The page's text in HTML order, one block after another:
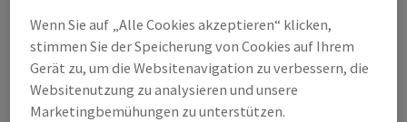
WELCHE ANTALIS-NIEDERLASSUNG
IST IN MEINER NÄHE?
ICH BIN KUNDE, HABE ABER NOCH NIE
Wenn Sie auf „Alle Cookies akzeptieren“ klicken,
stimmen Sie der Speicherung von Cookies auf Ihrem
Gerät zu, um die Websitenavigation zu verbessern, die
Websitenutzung zu analysieren und unsere
Marketingbemühungen zu unterstützen.